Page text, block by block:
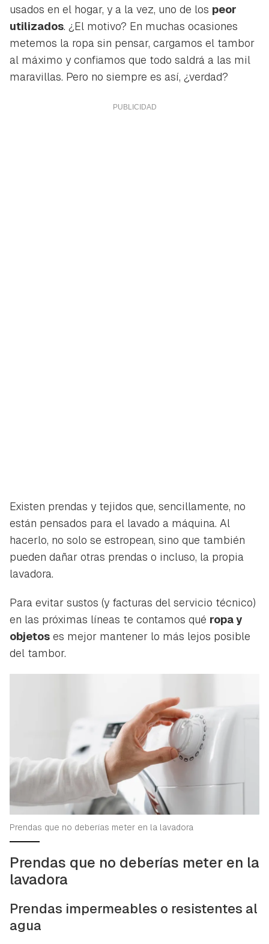
usados en el hogar, y a la vez, uno de los peor
utilizados. ¿El motivo? En muchas ocasiones
metemos la ropa sin pensar, cargamos el tambor
al máximo y confiamos que todo saldrá a las mil
maravillas. Pero no siempre es así, ¿verdad?
Existen prendas y tejidos que, sencillamente, no
están pensados para el lavado a máquina. Al
hacerlo, no solo se estropean, sino que también
pueden dañar otras prendas o incluso, la propia
lavadora.
Para evitar sustos (y facturas del servicio técnico)
en las próximas líneas te contamos qué ropa y
objetos es mejor mantener lo más lejos posible
del tambor.
Prendas que no deberías meter en la lavadora
Prendas que no deberías meter en la
lavadora
Prendas impermeables o resistentes al
agua